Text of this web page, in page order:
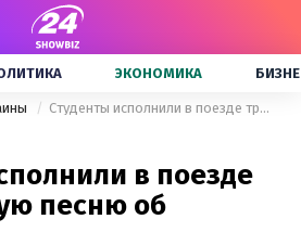
ЭКОНОМИКА
Студенты исполнили в поезде трогательную песню об Украине
в поезде
песню об